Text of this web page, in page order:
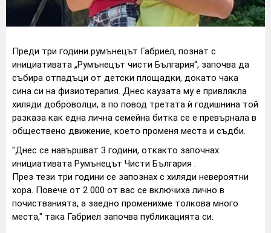
Преди три години румънецът Габриел, познат с
инициативата „Румънецът чисти България“, започва да
събира отпадъци от детски площадки, докато чака
сина си на физиотерапия. Днес каузата му е привлякла
хиляди доброволци, а по повод третата ѝ годишнина той
разказа как една лична семейна битка се е превърнала в
обществено движение, което променя места и съдби.
"Днес се навършват 3 години, откакто започнах
инициативата Румънецът Чисти България .
През тези три години се запознах с хиляди невероятни
хора. Повече от 2 000 от вас се включиха лично в
почистванията, а заедно променихме толкова много
места," така Габриел започва публикацията си.